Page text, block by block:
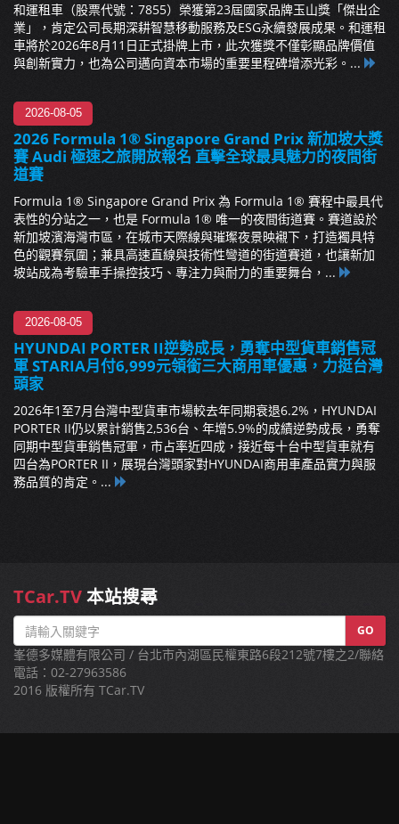
和運租車（股票代號：7855）榮獲第23屆國家品牌玉山獎「傑出企
業」，肯定公司長期深耕智慧移動服務及ESG永續發展成果。和運租
車將於2026年8月11日正式掛牌上市，此次獲獎不僅彰顯品牌價值
與創新實力，也為公司邁向資本市場的重要里程碑增添光彩。...
2026-08-05
2026 Formula 1® Singapore Grand Prix 新加坡大獎
賽 Audi 極速之旅開放報名 直擊全球最具魅力的夜間街
道賽
Formula 1® Singapore Grand Prix 為 Formula 1® 賽程中最具代
表性的分站之一，也是 Formula 1® 唯一的夜間街道賽。賽道設於
新加坡濱海灣市區，在城市天際線與璀璨夜景映襯下，打造獨具特
色的觀賽氛圍；兼具高速直線與技術性彎道的街道賽道，也讓新加
坡站成為考驗車手操控技巧、專注力與耐力的重要舞台，...
2026-08-05
HYUNDAI PORTER II逆勢成長，勇奪中型貨車銷售冠
軍 STARIA月付6,999元領銜三大商用車優惠，力挺台灣
頭家
2026年1至7月台灣中型貨車市場較去年同期衰退6.2%，HYUNDAI
PORTER II仍以累計銷售2,536台、年增5.9%的成績逆勢成長，勇奪
同期中型貨車銷售冠軍，市占率近四成，接近每十台中型貨車就有
四台為PORTER II，展現台灣頭家對HYUNDAI商用車產品實力與服
務品質的肯定。...
TCar.TV本站搜尋
GO
峯德多媒體有限公司 / 台北市內湖區民權東路6段212號7樓之2/聯絡
電話：02-27963586
2016 版權所有 TCar.TV